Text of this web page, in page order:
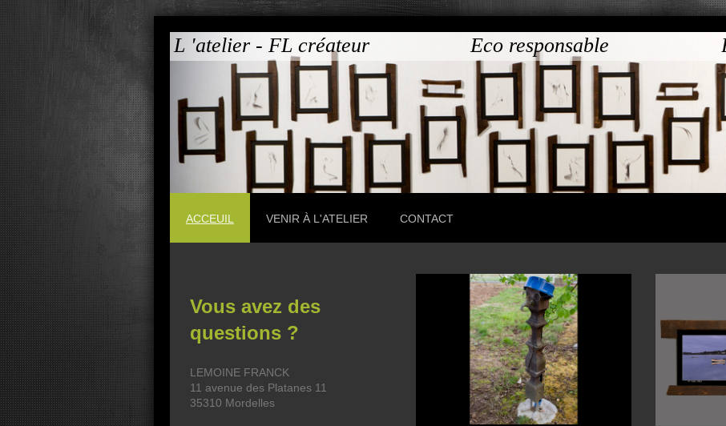
L 'atelier - FL créateur Eco responsable
ACCEUIL VENIR À L'ATELIER CONTACT
Vous avez des
questions ?
LEMOINE FRANCK
11 avenue des Platanes 11
35310 Mordelles